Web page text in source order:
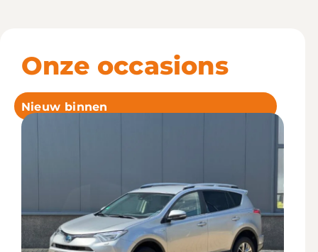
Onze occasions
Nieuw binnen